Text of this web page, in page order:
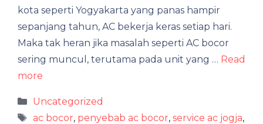
kota seperti Yogyakarta yang panas hampir
sepanjang tahun, AC bekerja keras setiap hari.
Maka tak heran jika masalah seperti AC bocor
sering muncul, terutama pada unit yang … Read
more
Categories
Uncategorized
Tags
ac bocor, penyebab ac bocor, service ac jogja,